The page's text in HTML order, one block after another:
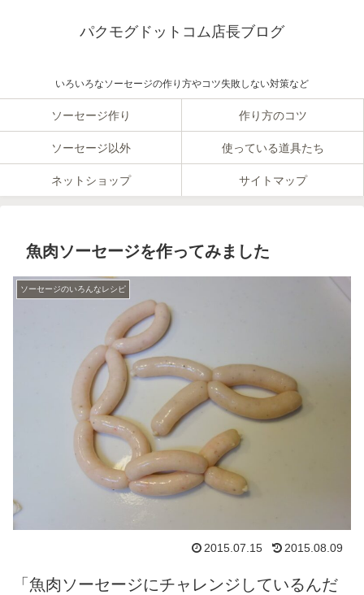
パクモグドットコム店長ブログ
いろいろなソーセージの作り方やコツ失敗しない対策など
ソーセージ作り 作り方のコツ
ソーセージ以外 使っている道具たち
ネットショップ サイトマップ
魚肉ソーセージを作ってみました
ソーセージのいろんなレシピ
2015.07.15 2015.08.09
「魚肉ソーセージにチャレンジしているんだ